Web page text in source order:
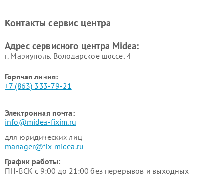
пылесосов Midea
Midea
Контакты сервис центра
Адрес сервисного центра Midea:
г. Мариуполь, Володарское шоссе, 4
Горячая линия:
+7 (863) 333-79-21
Электронная почта:
info@midea-fixim.ru
для юридических лиц
manager@fix-midea.ru
График работы:
ПН-ВСК с 9:00 до 21:00 без перерывов и выходных